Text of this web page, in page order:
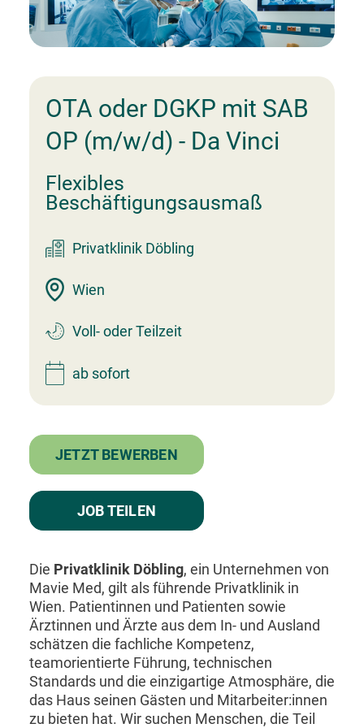
Partner
Jobs in Graz
Jobs in Linz
Jobs in Salzburg
Jobs in Innsbruck
Beliebte Suchen
DGKP
Pflegeassistenz
Physiotherapeut:in
Allgemeinmedizin
Für Unternehmen
Inserat buchen
medjobs.at 2026ImpressumAGB Datenschutz
Cookie-Einstellungen